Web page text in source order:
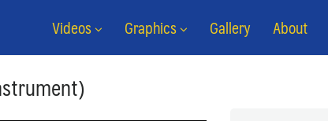
Videos Graphics Gallery About